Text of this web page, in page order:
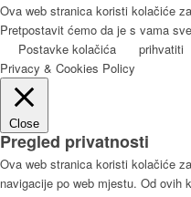
Ova web stranica koristi kolačiće
Pretpostavit ćemo da je s vama
Postavke kolačića
prihvatiti
Privacy & Cookies Policy
Close
Pregled privatnosti
Ova web stranica koristi kolačiće
navigacije po web mjestu. Od ovih